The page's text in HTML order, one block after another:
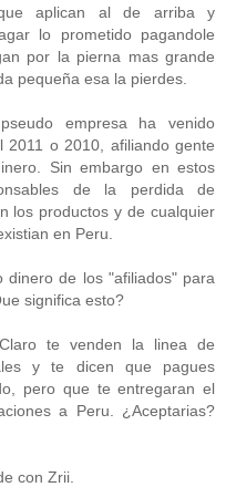
aplican al de arriba y
lo prometido pagandole
por la pierna mas grande
pequeña esa la pierdes.
empresa ha venido
o 2010, afiliando gente
Sin embargo en estos
de la perdida de
los productos y de cualquier
en Peru.
dinero de los "afiliados" para
significa esto?
te venden la linea de
y te dicen que pagues
pero que te entregaran el
a Peru. ¿Aceptarias?
con Zrii.